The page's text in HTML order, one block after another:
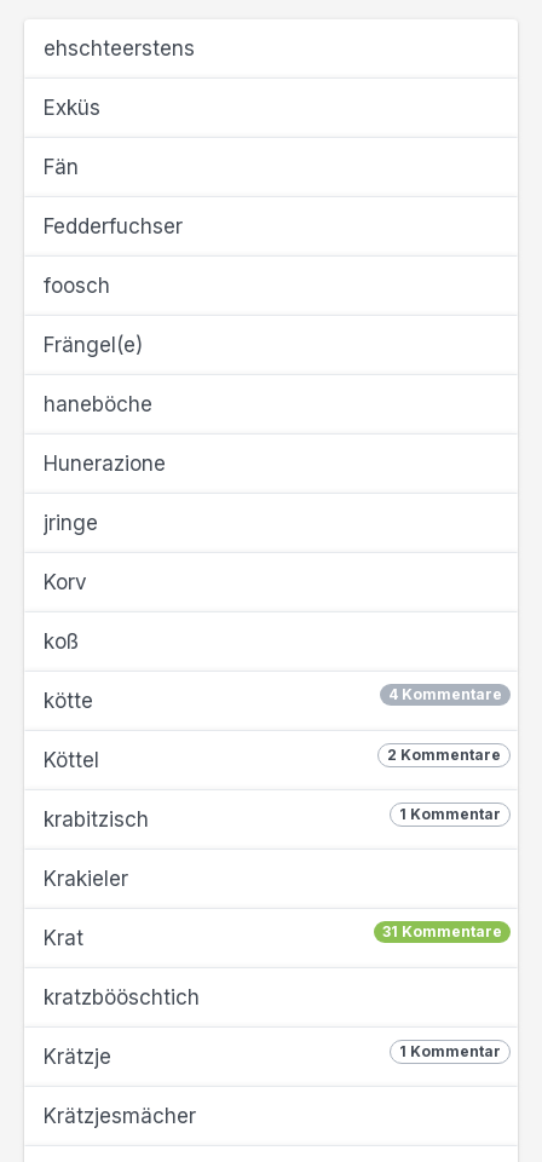
ehschteerstens
Exküs
Fän
Fedderfuchser
foosch
Frängel(e)
haneböche
Hunerazione
jringe
Korv
koß
4 Kommentare
kötte
2 Kommentare
Köttel
1 Kommentar
krabitzisch
Krakieler
31 Kommentare
Krat
kratzbööschtich
1 Kommentar
Krätzje
Krätzjesmächer